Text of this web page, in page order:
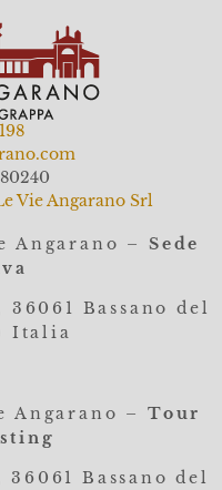
Vie Angarano Srl
Angarano – Sede
36061 Bassano del
Italia
Angarano –
Tour
36061 Bassano del